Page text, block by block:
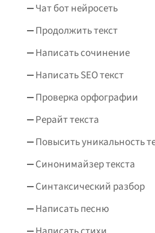
Чат бот нейросеть
Продолжить текст
Написать сочинение
Написать SEO текст
Проверка орфографии
Рерайт текста
Повысить уникальность
Синонимайзер текста
Синтаксический разбор
Написать песню